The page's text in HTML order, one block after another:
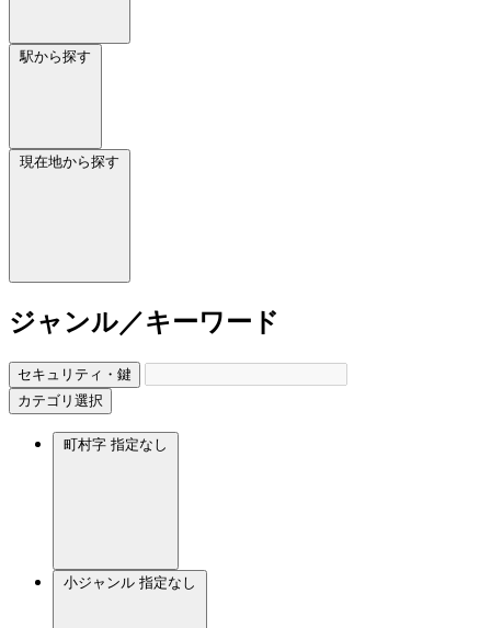
駅から探す
現在地から探す
ジャンル／キーワード
セキュリティ・鍵
カテゴリ選択
町村字 指定なし
小ジャンル 指定なし